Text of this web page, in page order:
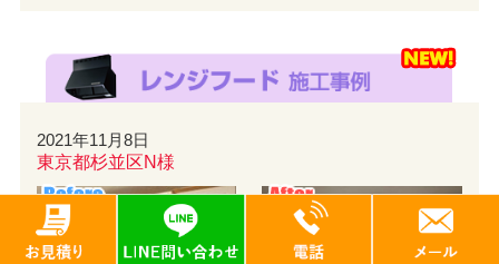
2021年11月8日
東京都杉並区N様